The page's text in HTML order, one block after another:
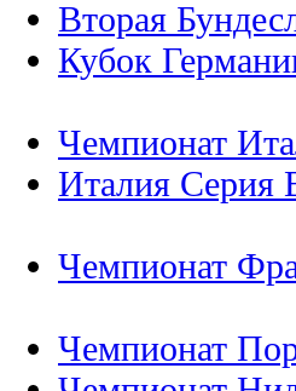
Вторая
Кубок
Чемпионат
Италия Серия
Чемпионат
Чемпионат